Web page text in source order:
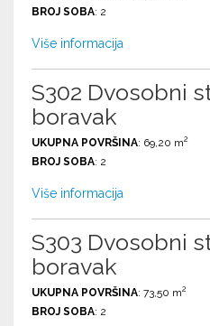
BROJ SOBA: 2
Više informacija
S302 Dvosobni
boravak
UKUPNA POVRŠINA: 69,20 m2
BROJ SOBA: 2
Više informacija
S303 Dvosobni
boravak
UKUPNA POVRŠINA: 73,50 m2
BROJ SOBA: 2